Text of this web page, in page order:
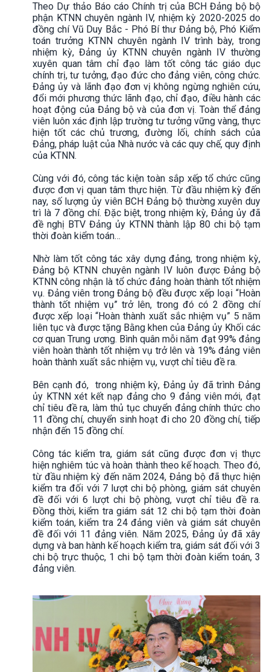
Theo Dự thảo Báo cáo Chính trị của BCH Đảng bộ bộ
phận KTNN chuyên ngành IV, nhiệm kỳ 2020-2025 do
đồng chí Vũ Duy Bắc - Phó Bí thư Đảng bộ, Phó Kiểm
toán trưởng KTNN chuyên ngành IV trình bày, trong
nhiệm kỳ, Đảng ủy KTNN chuyên ngành IV thường
xuyên quan tâm chỉ đạo làm tốt công tác giáo dục
chính trị, tư tưởng, đạo đức cho đảng viên, công chức.
Đảng ủy và lãnh đạo đơn vị không ngừng nghiên cứu,
đổi mới phương thức lãnh đạo, chỉ đạo, điều hành các
hoạt động của Đảng bộ và của đơn vị. Toàn thể đảng
viên luôn xác định lập trường tư tưởng vững vàng, thực
hiện tốt các chủ trương, đường lối, chính sách của
Đảng, pháp luật của Nhà nước và các quy chế, quy định
của KTNN.
Cùng với đó, công tác kiện toàn sắp xếp tổ chức cũng
được đơn vị quan tâm thực hiện. Từ đầu nhiệm kỳ đến
nay, số lượng ủy viên BCH Đảng bộ thường xuyên duy
trì là 7 đồng chí. Đặc biệt, trong nhiệm kỳ, Đảng ủy đã
đề nghị BTV Đảng ủy KTNN thành lập 80 chi bộ tạm
thời đoàn kiểm toán…
Nhờ làm tốt công tác xây dựng đảng, trong nhiệm kỳ,
Đảng bộ KTNN chuyên ngành IV luôn được Đảng bộ
KTNN công nhận là tổ chức đảng hoàn thành tốt nhiệm
vụ. Đảng viên trong Đảng bộ đều được xếp loại “Hoàn
thành tốt nhiệm vụ” trở lên, trong đó có 2 đồng chí
được xếp loại “Hoàn thành xuất sắc nhiệm vụ” 5 năm
liên tục và được tặng Bằng khen của Đảng ủy Khối các
cơ quan Trung ương. Bình quân mỗi năm đạt 99% đảng
viên hoàn thành tốt nhiệm vụ trở lên và 19% đảng viên
hoàn thành xuất sắc nhiệm vụ, vượt chỉ tiêu đề ra.
Bên cạnh đó, trong nhiệm kỳ, Đảng ủy đã trình Đảng
ủy KTNN xét kết nạp đảng cho 9 đảng viên mới, đạt
chỉ tiêu đề ra, làm thủ tục chuyển đảng chính thức cho
11 đồng chí, chuyển sinh hoạt đi cho 20 đồng chí, tiếp
nhận đến 15 đồng chí.
Công tác kiểm tra, giám sát cũng được đơn vị thực
hiện nghiêm túc và hoàn thành theo kế hoạch. Theo đó,
từ đầu nhiệm kỳ đến năm 2024, Đảng bộ đã thực hiện
kiểm tra đối với 7 lượt chi bộ phòng, giám sát chuyên
đề đối với 6 lượt chi bộ phòng, vượt chỉ tiêu đề ra.
Đồng thời, kiểm tra giám sát 12 chi bộ tạm thời đoàn
kiểm toán, kiểm tra 24 đảng viên và giám sát chuyên
đề đối với 11 đảng viên. Năm 2025, Đảng ủy đã xây
dựng và ban hành kế hoạch kiểm tra, giám sát đối với 3
chi bộ trực thuộc, 1 chi bộ tạm thời đoàn kiểm toán, 3
đảng viên.